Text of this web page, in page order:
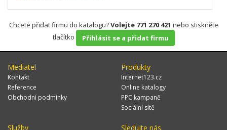
Chcete přidat firmu do katalogu?Volejte 771 270 421 nebo stiskněte
tlačítko
Přihlásit se a přidat firmu
Mediatel
Kontakt
Reference
Obchodní podmínky
Produkty
Internet123.cz
Online katalogy
PPC kampaně
Sociální sítě
Služby Sledujte nás